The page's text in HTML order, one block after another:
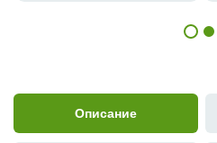
Описание